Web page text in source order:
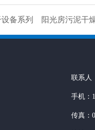
备系列 阳光房污泥干
联系人
手机：
传真：